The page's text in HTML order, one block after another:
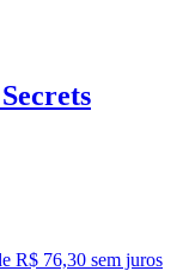
R$ 76,30 sem juros